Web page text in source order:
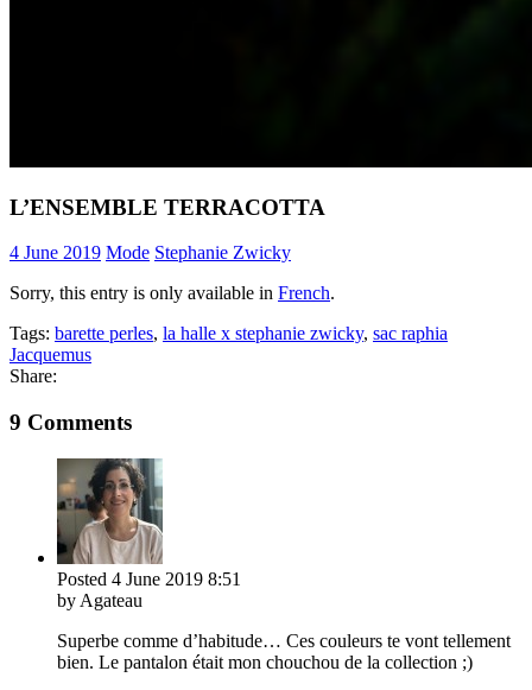
L’ENSEMBLE TERRACOTTA
4 June 2019 Mode Stephanie Zwicky
Sorry, this entry is only available in French.
Tags: barette perles, la halle x stephanie zwicky, sac raphia
Jacquemus
Share:
9 Comments
Posted 4 June 2019 8:51
by Agateau
Superbe comme d’habitude… Ces couleurs te vont tellement
bien. Le pantalon était mon chouchou de la collection ;)